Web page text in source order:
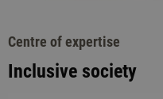
Centre of expertise
Inclusive society